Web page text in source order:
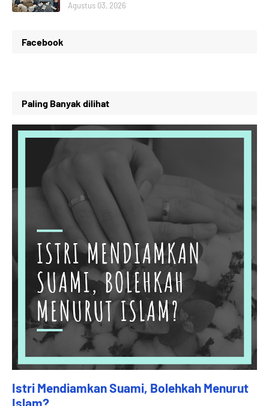
Agustus 03, 2026
Facebook
Paling Banyak dilihat
Istri Mendiamkan Suami, Bolehkah Menurut
Islam?